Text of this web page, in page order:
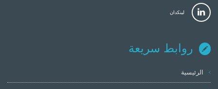
لينكدان
روابط سريعة
الرئيسية